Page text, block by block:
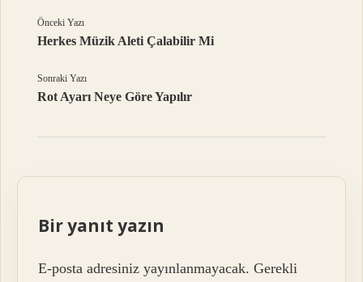
Önceki Yazı
Herkes Müzik Aleti Çalabilir Mi
Sonraki Yazı
Rot Ayarı Neye Göre Yapılır
Bir yanıt yazın
E-posta adresiniz yayınlanmayacak. Gerekli